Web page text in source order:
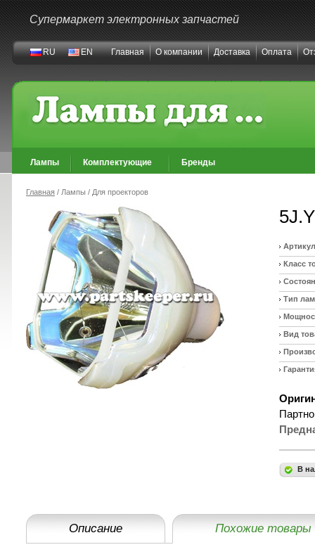
Супермаркет электронных запчастей
RU EN Главная О компании Доставка Оплата
Лампы Комплектующие Бренды
Главная / Лампы / Для проекторов
Класс
Тип
Вид
В
Описание Похожие товары